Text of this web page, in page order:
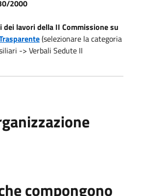
2000
dei lavori della II Commissione su
(selezionare la categoria
-> Verbali Sedute II
compongono